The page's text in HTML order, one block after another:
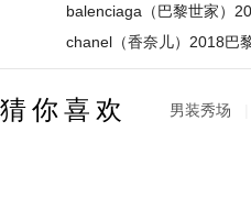
balenciaga（巴黎世家）
chanel（香奈儿）2018巴
猜你喜欢 男装秀场